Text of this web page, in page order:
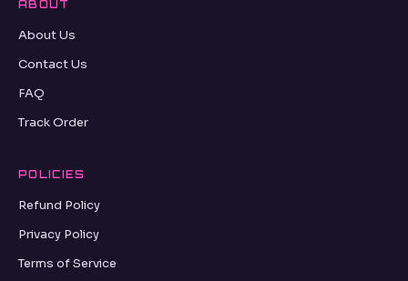
ABOUT
About Us
Contact Us
FAQ
Track Order
POLICIES
Refund Policy
Privacy Policy
Terms of Service